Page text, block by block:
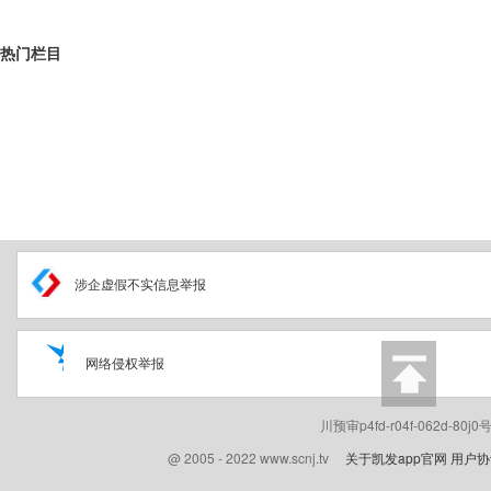
热门栏目
涉企虚假不实信息举报
网络侵权举报
川预审p4fd-r04f-062d-80j0
@ 2005 - 2022 www.scnj.tv 关于凯发app官网 用户